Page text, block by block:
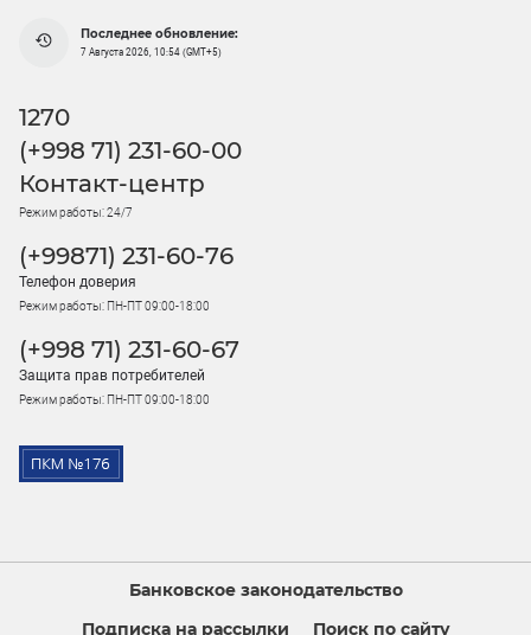
Последнее обновление:
7 Августа 2026, 10:54 (GMT+5)
1270
(+998 71) 231-60-00
Контакт-центр
Режим работы: 24/7
(+99871) 231-60-76
Телефон доверия
Режим работы: ПН-ПТ 09:00-18:00
(+998 71) 231-60-67
Защита прав потребителей
Режим работы: ПН-ПТ 09:00-18:00
Банковское законодательство
Подписка на рассылки
Поиск по сайту